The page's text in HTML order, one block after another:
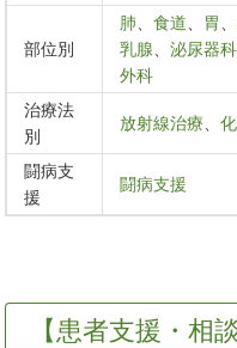
部位別
肺 、食道 胃
乳腺 、泌尿器科
外科
治療法
別
放射線治療 、
闘病支
援
闘病支援
【患者支援・相